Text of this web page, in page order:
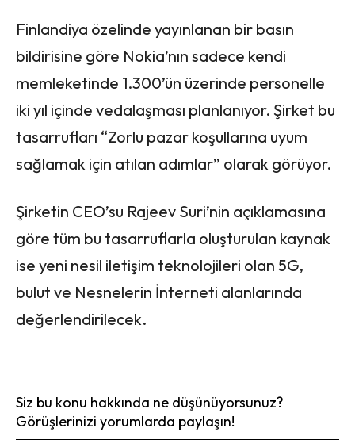
Finlandiya özelinde yayınlanan bir basın
bildirisine göre Nokia’nın sadece kendi
memleketinde 1.300’ün üzerinde personelle
iki yıl içinde vedalaşması planlanıyor. Şirket bu
tasarrufları “Zorlu pazar koşullarına uyum
sağlamak için atılan adımlar” olarak görüyor.
Şirketin CEO’su Rajeev Suri’nin açıklamasına
göre tüm bu tasarruflarla oluşturulan kaynak
ise yeni nesil iletişim teknolojileri olan 5G,
bulut ve Nesnelerin İnterneti alanlarında
değerlendirilecek.
Siz bu konu hakkında ne düşünüyorsunuz?
Görüşlerinizi yorumlarda paylaşın!